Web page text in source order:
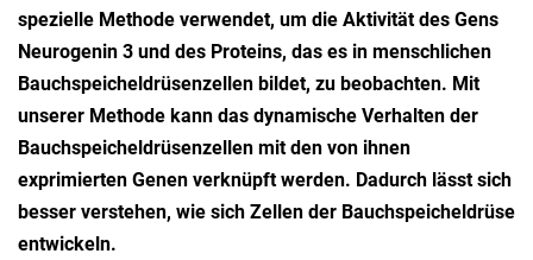
spezielle Methode verwendet, um die Aktivität des Gens
Neurogenin 3 und des Proteins, das es in menschlichen
Bauchspeicheldrüsenzellen bildet, zu beobachten. Mit
unserer Methode kann das dynamische Verhalten der
Bauchspeicheldrüsenzellen mit den von ihnen
exprimierten Genen verknüpft werden. Dadurch lässt sich
besser verstehen, wie sich Zellen der Bauchspeicheldrüse
entwickeln.